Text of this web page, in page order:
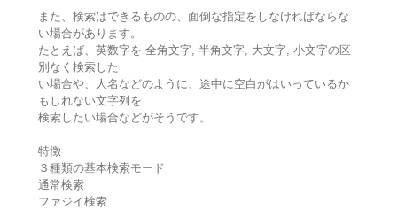
また、検索はできるものの、面倒な指定をしなければならな
い場合があります。
たとえば、英数字を 全角文字, 半角文字, 大文字, 小文字の区
別なく検索した
い場合や、人名などのように、途中に空白がはいっているか
もしれない文字列を
検索したい場合などがそうです。
特徴
３種類の基本検索モード
通常検索
ファジイ検索